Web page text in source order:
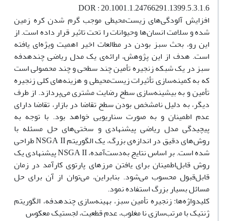
DOR : 20.1001.1.24766291.1399.5.3.1.6
افزایش آلودگی‌های زیست‌محیطی موجب گرم شدن کره زمین
شده و سلامت انسان‌ها وحیوانات را تحت تاثیر قرار داده است. از
این رو، بحث سبز بودن در مطالعات اخیر اهمیت ویژه‌ای یافته
است. هدف از این پژوهش، ارائه‌ی یک مدل ریاضی چندهدفه
سبز در یک شبکه زنجیره تأمین چند سطحی و چند محصولی است
که به کمینه‌سازی تأثیرات زیست‌محیطی و هزینه‌های کلی زنجیره
تأمین و به بیشینه‌سازی سطح رضایت مشتری می‌پردازد. از طرف
دیگر، به دلیل نامشخص بودن سطح تقاضا در بازار، تقاضا دارای
عدم اطمینان و به صورت سناریویی خواهد بود. با توجه به
پیچیدگی مدل ریاضی پیشنهادی و سختی‌های حل مسئله با
روش‌های دقیق در اندازه‌ی بزرگ، یک الگوریتم NSGA II طراحی
شده است. بر اساس نتایج به‌دست‌آمده، NSGA II پیشنهادی یک
روش قابل‌اطمینان برای یافتن مرزهای پارتوی کارآمد در زمان
قابل‌قبول محسوب می‌شود. بنابراین، می‌توان از آن برای حل
مسائل بسیار بزرگ استفاده نمود.
کلیدواژه‌ها: زنجیره تأمین سبز، بهینه‌سازی چندهدفه، الگوریتم
ژنتیک با مرتب‌سازی نا مغلوب، عدم قطعیت، لجستیک معکوس